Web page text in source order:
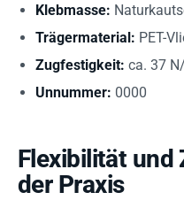
Klebmasse:
Trägermaterial: PET-
Zugfestigkeit: ca. 37
Unnummer: 0000
Flexibilität und
der Praxis